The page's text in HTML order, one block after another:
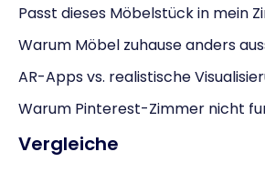
Passt dieses Möbelstück in mein
Warum Möbel zuhause anders
AR-Apps vs. realistische
Warum Pinterest-Zimmer nicht
Vergleiche